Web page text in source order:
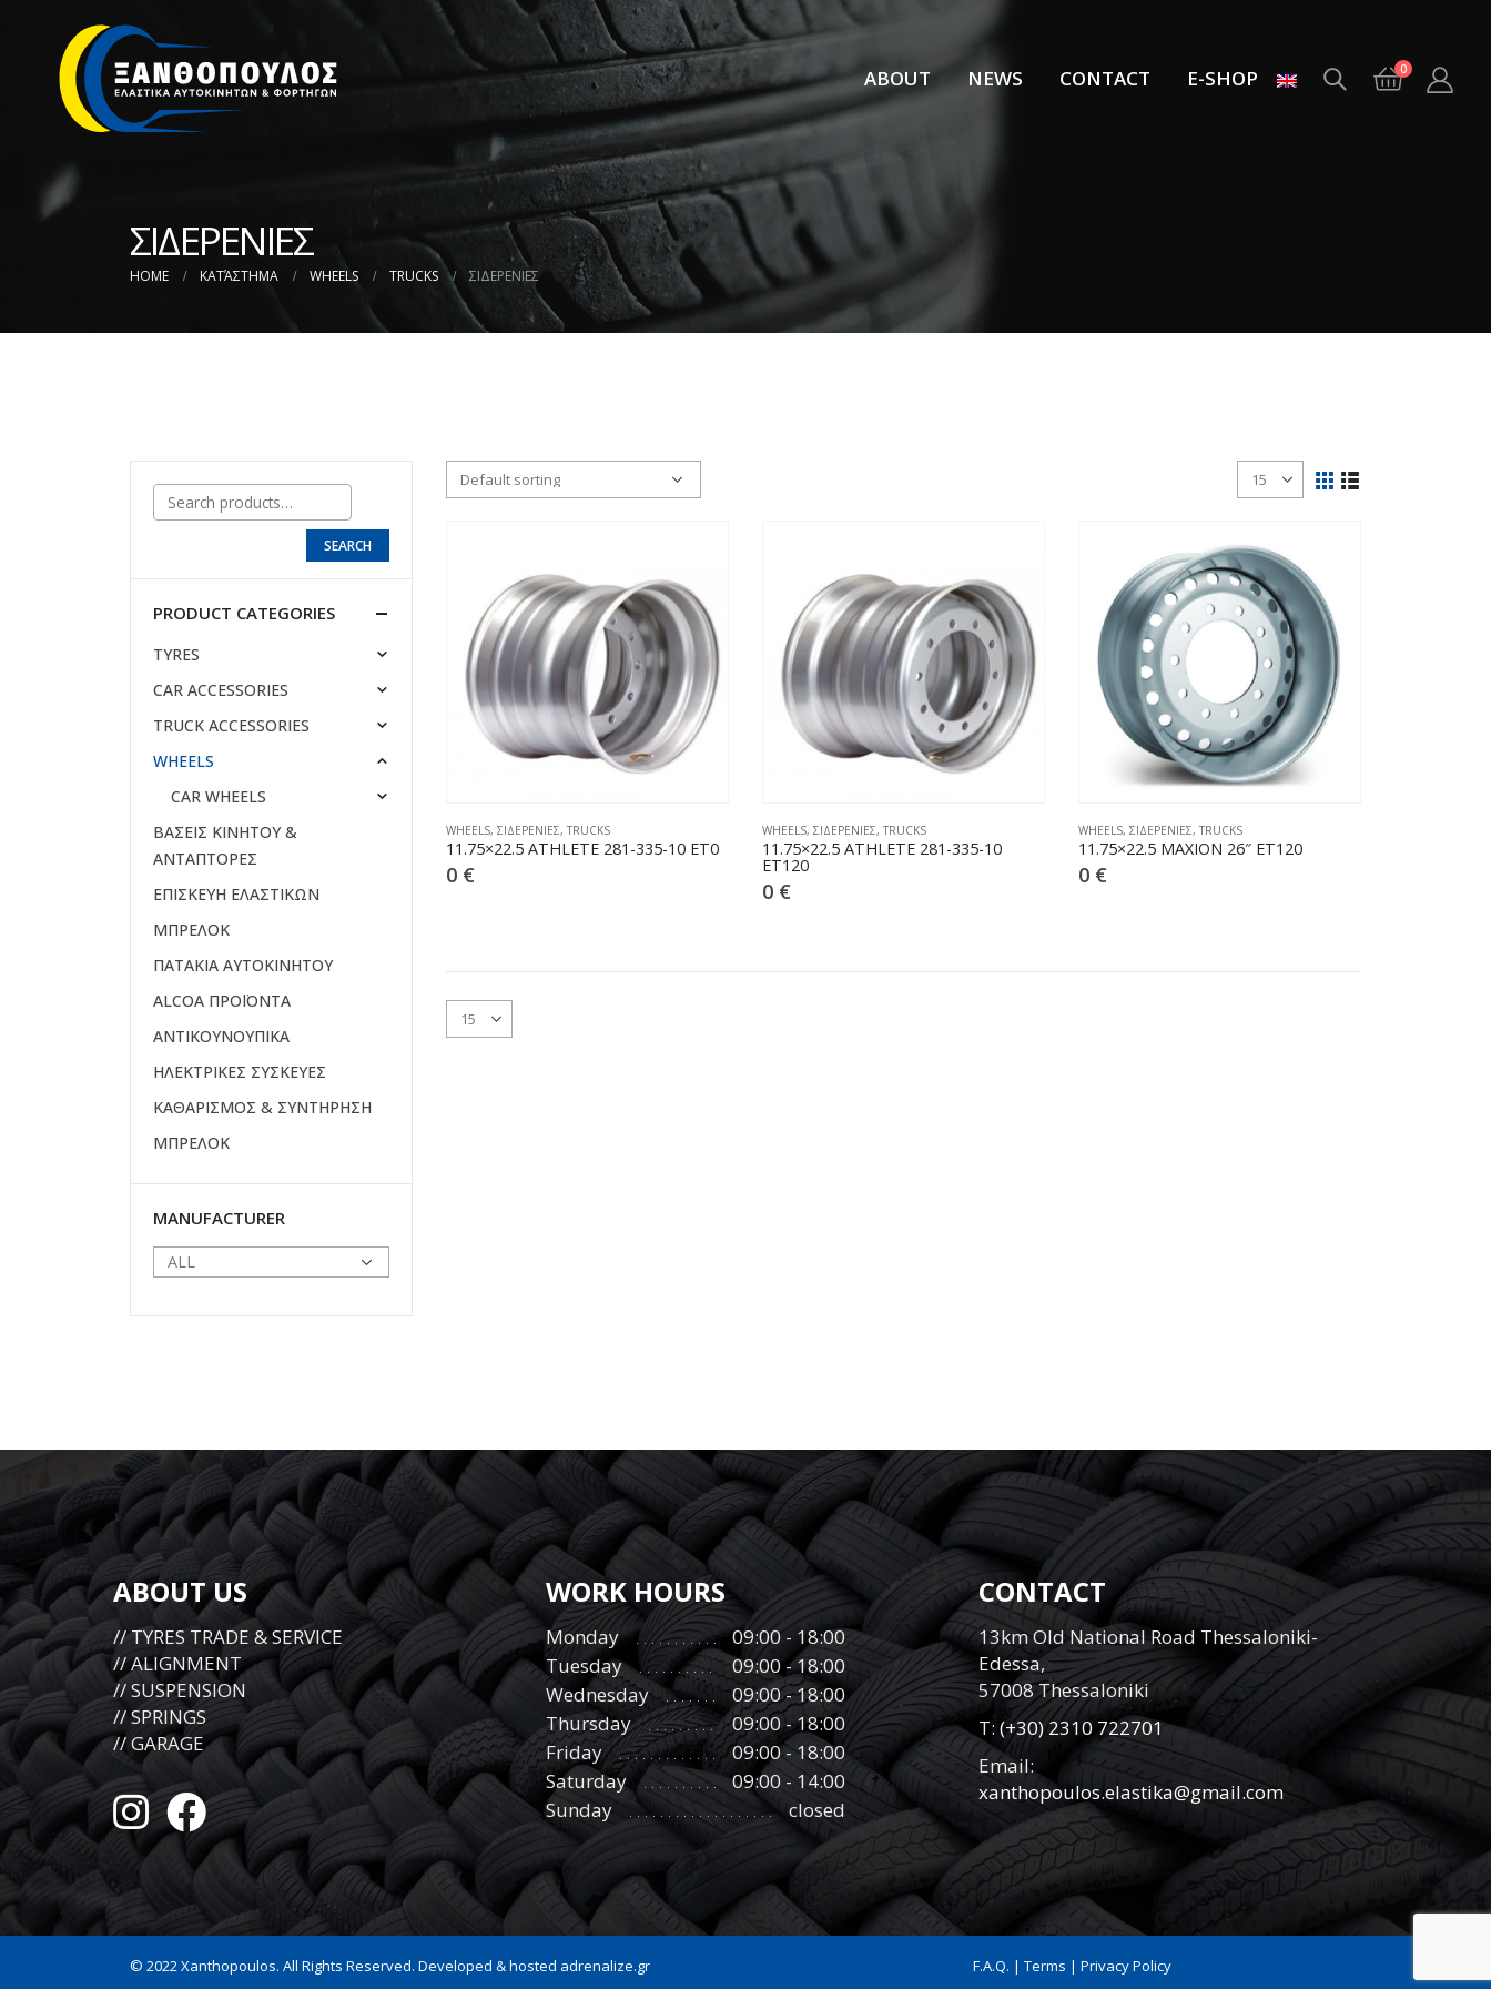
ABOUT NEWS CONTACT E-SHOP 0
ΣΙΔΕΡΕΝΙΕΣ
HOME ΚΑΤΆΣΤΗΜΑ WHEELS TRUCKS ΣΙΔΕΡΕΝΙΕΣ
WHEELS, ΣΙΔΕΡΕΝΙΕΣ, TRUCKS
11.75×22.5 ATHLETE 281-335-10 ET0
0 €
WHEELS, ΣΙΔΕΡΕΝΙΕΣ, TRUCKS
11.75×22.5 ATHLETE 281-335-10
ET120
0 €
WHEELS, ΣΙΔΕΡΕΝΙΕΣ, TRUCKS
11.75×22.5 MAXION 26″ ET120
0 €
SEARCH
PRODUCT CATEGORIES
TYRES
CAR ACCESSORIES
TRUCK ACCESSORIES
WHEELS
CAR WHEELS
ΒΑΣΕΙΣ ΚΙΝΗΤΟΥ &
ΑΝΤΑΠΤΟΡΕΣ
ΕΠΙΣΚΕΥΗ ΕΛΑΣΤΙΚΩΝ
ΜΠΡΕΛΟΚ
ΠΑΤΑΚΙΑ ΑΥΤΟΚΙΝΗΤΟΥ
ALCOA ΠΡΟΪΟΝΤΑ
ΑΝΤΙΚΟΥΝΟΥΠΙΚΑ
ΗΛΕΚΤΡΙΚΕΣ ΣΥΣΚΕΥΕΣ
ΚΑΘΑΡΙΣΜΟΣ & ΣΥΝΤΗΡΗΣΗ
ΜΠΡΕΛΟΚ
MANUFACTURER
ABOUT US
// TYRES TRADE & SERVICE
// ALIGNMENT
// SUSPENSION
// SPRINGS
// GARAGE
WORK HOURS
Monday
09:00 - 18:00
Tuesday
09:00 - 18:00
Wednesday
09:00 - 18:00
Thursday
09:00 - 18:00
Friday
09:00 - 18:00
Saturday
09:00 - 14:00
Sunday
closed
CONTACT
13km Old National Road Thessaloniki-
Edessa,
57008 Thessaloniki
Τ:(+30) 2310 722701
Email:
xanthopoulos.elastika@gmail.com
© 2022 Xanthopoulos. All Rights Reserved. Developed & hosted adrenalize.gr F.A.Q. | Terms | Privacy Policy